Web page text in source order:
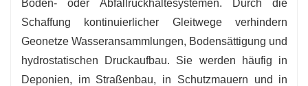
-Leicht und handlich zu installieren:
Reduziert Arbeitskosten und Einrichtungszeit.
Großes Einsatzspektrum : Es eignet sich ideal
für Mülldeponien, Stützmauern, Tunnel,
Boden- oder Abfallrückhaltesystemen. Durch die
Schaffung kontinuierlicher Gleitwege verhindern
Geonetze Wasseransammlungen, Bodensättigung und
hydrostatischen Druckaufbau. Sie werden häufig in
Deponien, im Straßenbau, in Schutzmauern und in